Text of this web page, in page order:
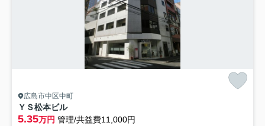
広島市中区中町
ＹＳ松本ビル
5.35万円 管理/共益費11,000円